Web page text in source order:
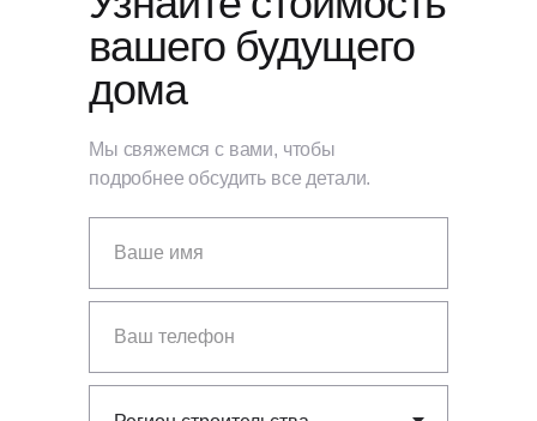
вашего будущего
дома
Мы свяжемся с вами, чтобы
подробнее обсудить все детали.